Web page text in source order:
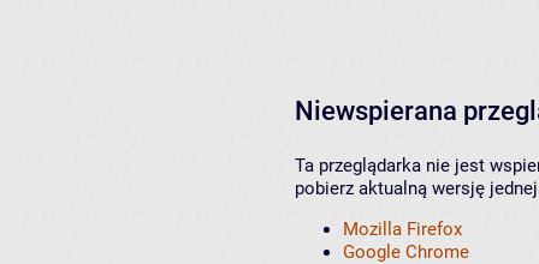
Niewspierana
Ta przeglądarka nie jest
pobierz aktualną wersję
Mozilla Firefox
Google Chrome